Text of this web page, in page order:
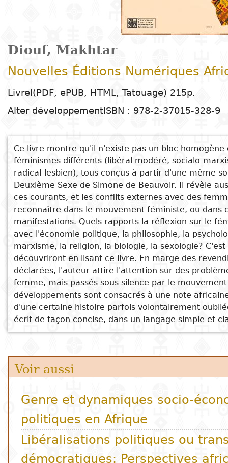
Diouf, Makhtar
Nouvelles Éditions Numériques
Livrel(PDF, ePUB, HTML, Tatouage) 215p.
Alter développementISBN : 978-2-37015-328-9
Ce livre montre qu'il n'existe pas un bloc
féminismes différents (libéral modéré, socialo-
radical-lesbien), tous conçus à partir d'une même
Deuxième Sexe de Simone de Beauvoir. Il révèle
ces courants, et les conflits externes avec des
reconnaître dans le mouvement féministe, ou dans
manifestations. Quels rapports la réflexion sur le
avec l'économie politique, la philosophie, la
marxisme, la religion, la biologie, la sexologie?
découvriront en lisant ce livre. En marge des
déclarées, l'auteur attire l'attention sur des
femme, mais passés sous silence par le
développements sont consacrés à une note
d'une certaine histoire parfois volontairement
écrit de façon concise, dans un langage simple et
Voir aussi
Genre et dynamiques socio-économiques et
politiques en Afrique
Libéralisations politiques ou transitions
démocratiques: Perspectives africaines
Afrique- Exclusion programmée ou renaissance?
Luttes politiques et résistances en Afrique
La science économique entre économie politique
et analyse économique
Sciences de
la nature
Sciences
humaines
Droit
Sciences
et
technologies
Gestion
Contes
Théâtre
Littérature
pour enfants
jeunesse
Bandes
dessinées
Littérature
en langues
nationales
Essais
Critiques
littéraires
Arts
plastiques
Arts du
spectacle
Cinéma
Musique et
Peinture et
dessin
Photographie
Langues
Cuisine
Voyages
Sports
Enseignement
primaire
Enseignement
secondaire
Enseignement
technique et
Alphabétisation
Enseignement
supérieur
Auteur
Collection
Editeur
Pays
Sujet
Titre